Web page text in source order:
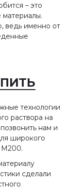
– это
материалы.
ведь именно от
технологии
раствора на
нам и
широкого
М200.
сделали